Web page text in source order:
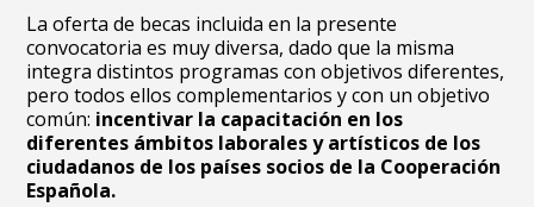
La oferta de becas incluida en la presente
convocatoria es muy diversa, dado que la misma
integra distintos programas con objetivos diferentes,
pero todos ellos complementarios y con un objetivo
común: incentivar la capacitación en los
diferentes ámbitos laborales y artísticos de los
ciudadanos de los países socios de la Cooperación
Española.